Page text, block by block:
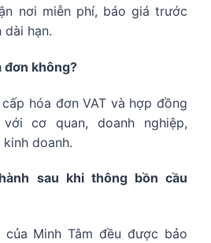
nơi miễn phí, báo giá trước
dài hạn.
đơn không?
hóa đơn VAT và hợp đồng
cơ quan, doanh nghiệp,
doanh.
sau khi thông bồn cầu
Minh Tâm đều được bảo